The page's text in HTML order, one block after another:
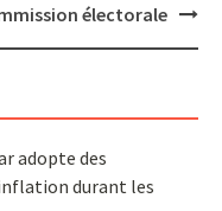
électorale
adopte des
durant les